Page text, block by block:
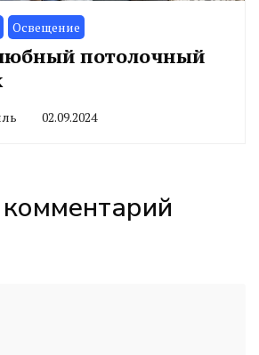
Освещение
потолочный
02.09.2024